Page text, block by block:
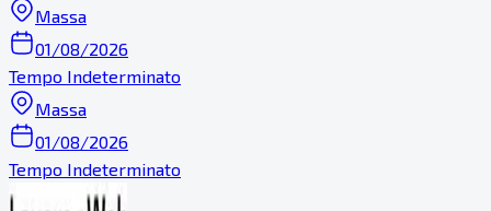
Massa
01/08/2026
Tempo Indeterminato
Massa
01/08/2026
Tempo Indeterminato